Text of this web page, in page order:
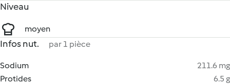
Niveau
moyen
Infos nut. par 1 pièce
Sodium
211.6 mg
Protides
6.5 g